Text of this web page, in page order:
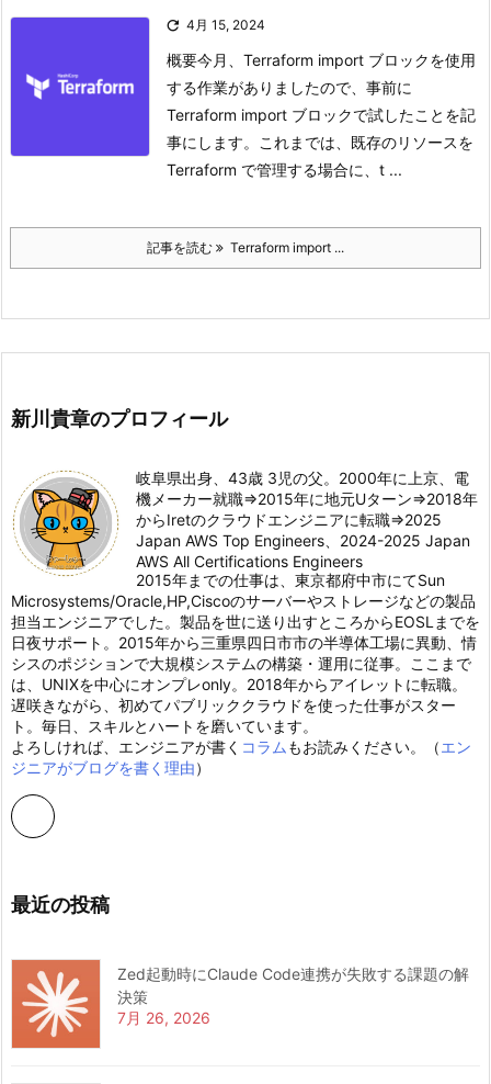
 4月 15, 2024
概要今月、Terraform import ブロックを使用
する作業がありましたので、事前に
Terraform import ブロックで試したことを記
事にします。
これまでは、既存のリソースを
Terraform で管理する場合に、t ...
記事を読む Terraform import ...
新川貴章のプロフィール
岐阜県出身、43歳 3児の父。2000年に上京、電
機メーカー就職⇒2015年に地元Uターン⇒2018年
からIretのクラウドエンジニアに転職⇒2025
Japan AWS Top Engineers、2024-2025 Japan
AWS All Certifications Engineers
2015年までの仕事は、東京都府中市にてSun
Microsystems/Oracle,HP,Ciscoのサーバーやストレージなどの製品
担当エンジニアでした。製品を世に送り出すところからEOSLまでを
日夜サポート。2015年から三重県四日市市の半導体工場に異動、情
シスのポジションで大規模システムの構築・運用に従事。ここまで
は、UNIXを中心にオンプレonly。2018年からアイレットに転職。
遅咲きながら、初めてパブリッククラウドを使った仕事がスター
ト。毎日、スキルとハートを磨いています。
よろしければ、エンジニアが書く コラム もお読みください。（エン
ジニアがブログを書く理由）
最近の投稿
Zed起動時にClaude Code連携が失敗する課題の解
決策
7月 26, 2026